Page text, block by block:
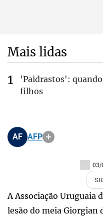
Mais lidas
'Paidrastos':
filhos
AF AFP
03/
A Associação Uruguaia
lesão do meia Giorgian